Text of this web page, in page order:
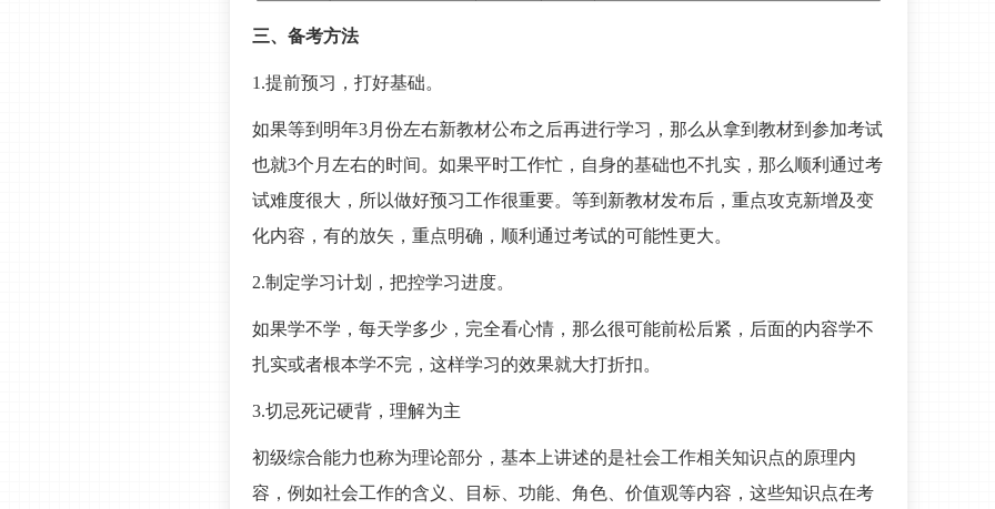
三、备考方法
1.提前预习，打好基础。
如果等到明年3月份左右新教材公布之后再进行学习，那么从拿到教材到参加考试
也就3个月左右的时间。如果平时工作忙，自身的基础也不扎实，那么顺利通过考
试难度很大，所以做好预习工作很重要。等到新教材发布后，重点攻克新增及变
化内容，有的放矢，重点明确，顺利通过考试的可能性更大。
2.制定学习计划，把控学习进度。
如果学不学，每天学多少，完全看心情，那么很可能前松后紧，后面的内容学不
扎实或者根本学不完，这样学习的效果就大打折扣。
3.切忌死记硬背，理解为主
初级综合能力也称为理论部分，基本上讲述的是社会工作相关知识点的原理内
容，例如社会工作的含义、目标、功能、角色、价值观等内容，这些知识点在考